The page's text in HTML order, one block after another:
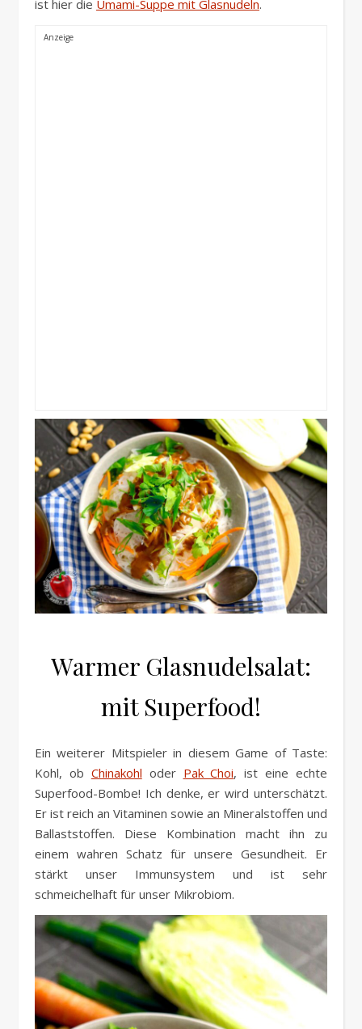
ist hier die Umami-Suppe mit Glasnudeln.
Warmer Glasnudelsalat:
mit Superfood!
Ein weiterer Mitspieler in diesem Game of Taste:
Kohl, ob Chinakohl oder Pak Choi, ist eine echte
Superfood-Bombe! Ich denke, er wird unterschätzt.
Er ist reich an Vitaminen sowie an Mineralstoffen und
Ballaststoffen. Diese Kombination macht ihn zu
einem wahren Schatz für unsere Gesundheit. Er
stärkt unser Immunsystem und ist sehr
schmeichelhaft für unser Mikrobiom.